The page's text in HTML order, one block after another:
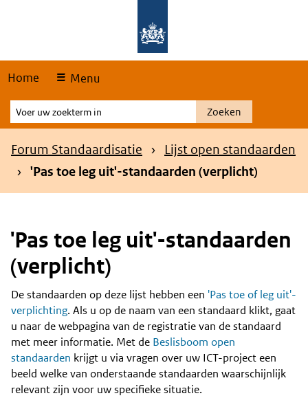
Home Menu
Voer
uw
zoekterm
Zoeken
Kruimelpad
Forum Standaardisatie
Lijst open standaarden
'Pas toe leg uit'-standaarden (verplicht)
'Pas toe leg uit'-standaarden
(verplicht)
Content
De standaarden op deze lijst hebben een 'Pas toe of leg uit'-
verplichting. Als u op de naam van een standaard klikt, gaat
u naar de webpagina van de registratie van de standaard
met meer informatie. Met de Beslisboom open
standaarden krijgt u via vragen over uw ICT-project een
beeld welke van onderstaande standaarden waarschijnlijk
relevant zijn voor uw specifieke situatie.